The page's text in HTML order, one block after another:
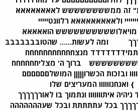
זה ממשששששששש לאאאאאאאא
ולאאאאאאאאא רלוונטייייי
מויאלושששששששששש הואאאאא
ומה לעשות...... שהטובבבבבבב
תמידדדדדדד מנצחחחחחחחחחחח
ברוך ה' מצליחחחחחח
ובזכות הכשרוןןןןן המושלםםםםםם
} ואנחנוווווו המעריצים שלו
איתווווווו ונתמוך בו לאורךךךךך
בכל עתתתתת ובכל שעההההההה